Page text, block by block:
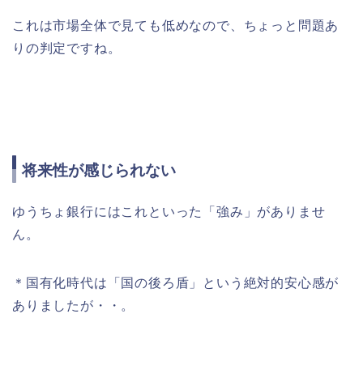
これは市場全体で見ても低めなので、ちょっと問題あ
りの判定ですね。
将来性が感じられない
ゆうちょ銀行にはこれといった「強み」がありませ
ん。
＊国有化時代は「国の後ろ盾」という絶対的安心感が
ありましたが・・。